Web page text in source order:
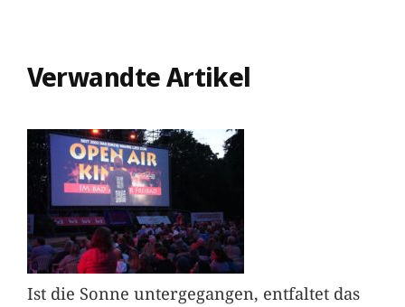
Verwandte Artikel
Ist die Sonne untergegangen, entfaltet das